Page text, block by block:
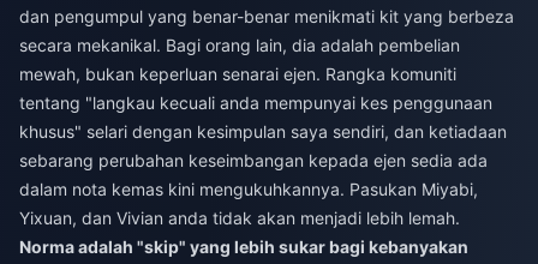
dan pengumpul yang benar-benar menikmati kit yang berbeza
secara mekanikal. Bagi orang lain, dia adalah pembelian
mewah, bukan keperluan senarai ejen. Rangka komuniti
tentang "langkau kecuali anda mempunyai kes penggunaan
khusus" selari dengan kesimpulan saya sendiri, dan ketiadaan
sebarang perubahan keseimbangan kepada ejen sedia ada
dalam nota kemas kini mengukuhkannya. Pasukan Miyabi,
Yixuan, dan Vivian anda tidak akan menjadi lebih lemah.
Norma adalah "skip" yang lebih sukar bagi kebanyakan